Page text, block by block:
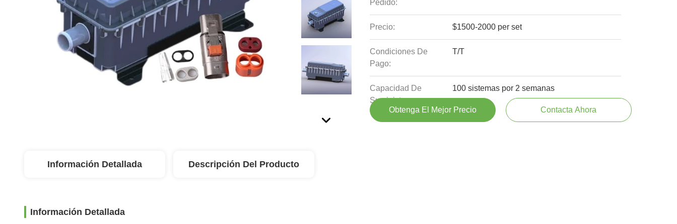
Pedido:
Precio: $1500-2000 per set
Condiciones De
Pago:
T/T
Capacidad De
Suministro:
100 sistemas por 2 semanas
Obtenga El Mejor Precio Contacta Ahora
Información Detallada Descripción Del Producto
Información Detallada